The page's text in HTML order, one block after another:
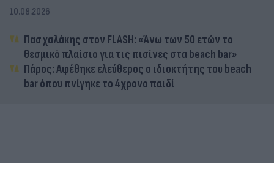
10.08.2026
Πασχαλάκης στον FLASH: «Άνω των 50 ετών το
θεσμικό πλαίσιο για τις πισίνες στα beach bar»
Πάρος: Αφέθηκε ελεύθερος ο ιδιοκτήτης του beach
bar όπου πνίγηκε το 4χρονο παιδί